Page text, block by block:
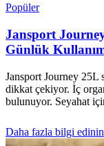
Popüler
Jansport
Günlük
Jansport Journey 25L
dikkat çekiyor. İç
bulunuyor. Seyahat
Daha fazla bilgi edinin